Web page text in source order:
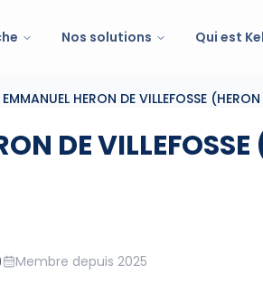
Nos solutions Qui est
EMMANUEL HERON DE VILLEFOSSE
DE
Membre depuis 2025